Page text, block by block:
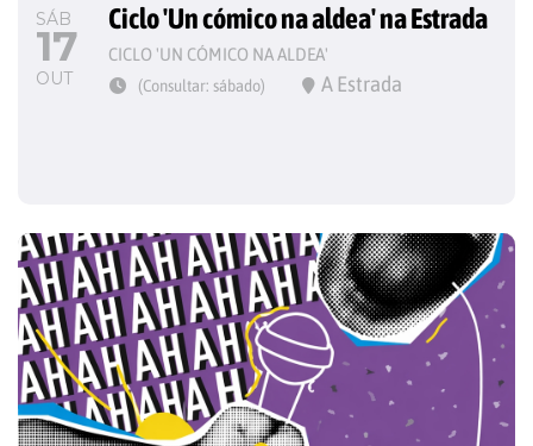
SÁB
17
OUT
Ciclo 'Un cómico na aldea' na Estrada
CICLO 'UN CÓMICO NA ALDEA'
(Consultar: sábado) A Estrada